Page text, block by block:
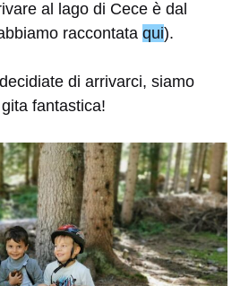
al lago di Cece è dal
raccontata qui).
di arrivarci, siamo
fantastica!